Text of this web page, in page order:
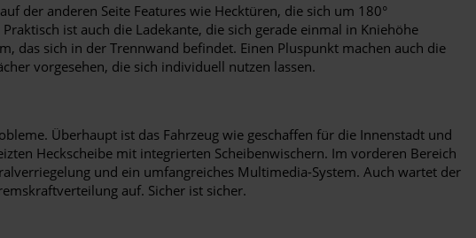
der anderen Seite Features wie Hecktüren, die sich um 180°
ist auch die Ladekante, die sich gerade einmal in Kniehöhe
das sich in der Trennwand befindet. Einen Pluspunkt machen auch die
vorgesehen, die sich individuell nutzen lassen.
Überhaupt ist das Fahrzeug wie geschaffen für die Innenstadt und
Heckscheibe mit integrierten Scheibenwischern. Im vorderen Bereich
und ein umfangreiches Multimedia-System. Auch wartet der
auf. Sicher ist sicher.